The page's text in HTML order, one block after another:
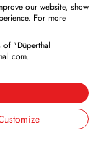
our website, show
For more
of "Düperthal